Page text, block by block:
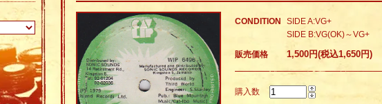
CONDITION
SIDE A:VG+
SIDE B:VG(OK)～VG+
販売価格 1,500円(税込1,650円)
購入数